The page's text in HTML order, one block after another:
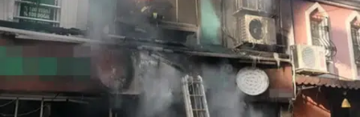
Bolu
Burdur
Bursa
Çanakkale